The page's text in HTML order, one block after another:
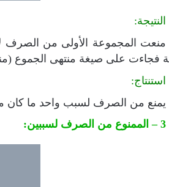
النتيجة:
منعت المجموعة الأولى من الصرف
فجاءت على صيغة منتهى
استنتاج:
يمنع من الصرف لسبب واحد ما كان
3 – الممنوع من الصرف لسببين: